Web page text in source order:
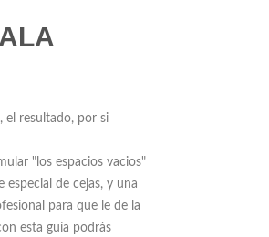
el resultado, por si
"los espacios vacios"
de cejas, y una
para que le de la
esta guía podrás